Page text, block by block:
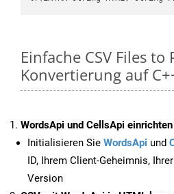
Einfache CSV Files to
Konvertierung auf
WordsApi und CellsApi einrichten
Initialisieren Sie WordsApi und
ID, Ihrem Client-Geheimnis,
Version